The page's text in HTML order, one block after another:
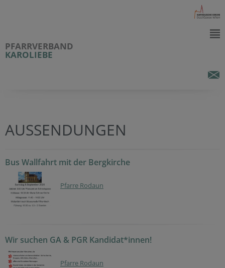
PFARRVERBAND
KAROLIEBE
AUSSENDUNGEN
Bus Wallfahrt mit der Bergkirche
Pfarre Rodaun
Wir suchen GA & PGR Kandidat*innen!
Pfarre Rodaun